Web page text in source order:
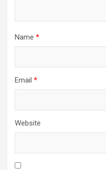
Name *
Email *
Website